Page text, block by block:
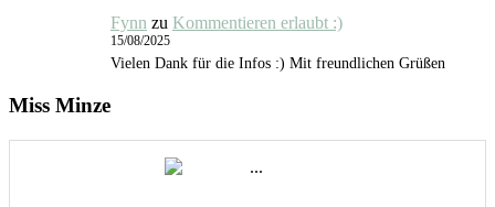
Fynn zu Kommentieren erlaubt :)
15/08/2025
Vielen Dank für die Infos :) Mit freundlichen Grüßen
Miss Minze